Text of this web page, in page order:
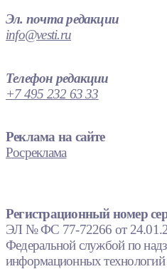
Эл. почта редакции
info@vesti.ru
Телефон редакции
+7 495 232 63 33
Реклама на сайте
Росреклама
Регистрационный номер
ЭЛ № ФС 77-72266 от
Федеральной службой по
информационных